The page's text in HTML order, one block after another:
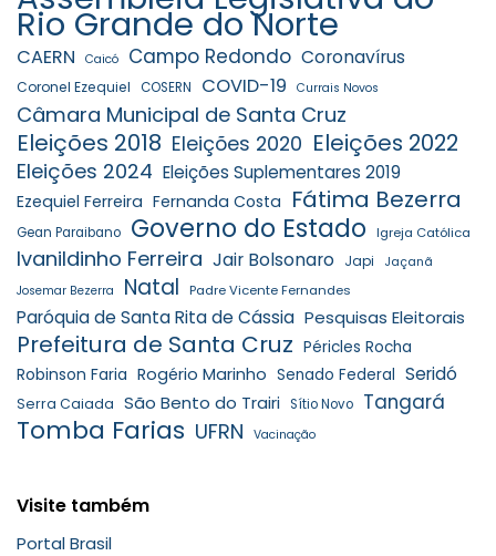
Rio Grande do Norte
CAERN Caicó Campo Redondo Coronavírus
Coronel Ezequiel COSERN COVID-19 Currais Novos
Câmara Municipal de Santa Cruz
Eleições 2018 Eleições 2020 Eleições 2022
Eleições 2024 Eleições Suplementares 2019
Ezequiel Ferreira Fernanda Costa Fátima Bezerra
Gean Paraibano Governo do Estado Igreja Católica
Ivanildinho Ferreira Jair Bolsonaro Japi Jaçanã
Josemar Bezerra Natal Padre Vicente Fernandes
Paróquia de Santa Rita de Cássia Pesquisas Eleitorais
Prefeitura de Santa Cruz Péricles Rocha
Robinson Faria Rogério Marinho Senado Federal Seridó
Serra Caiada São Bento do Trairi Sítio Novo Tangará
Tomba Farias UFRN Vacinação
Visite também
Portal Brasil